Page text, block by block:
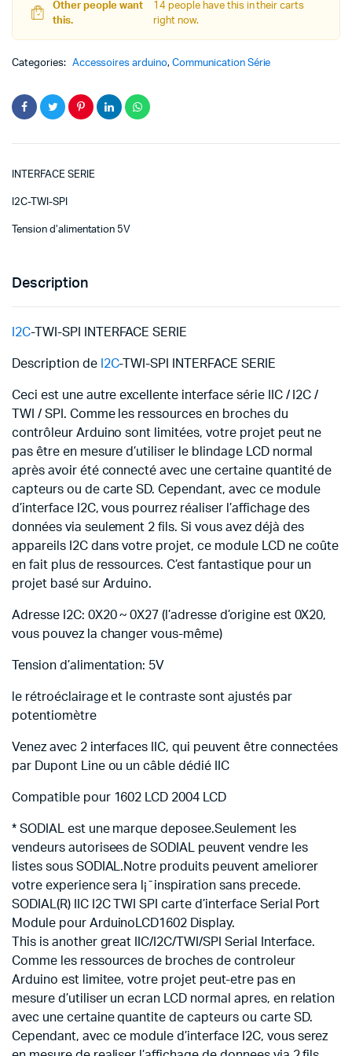
Other people want
this.
14 people have this in their carts
right now.
Categories: Accessoires arduino,Communication Série
INTERFACE SERIE
I2C-TWI-SPI
Tension d’alimentation 5V
Description
I2C-TWI-SPI INTERFACE SERIE
Description de I2C-TWI-SPI INTERFACE SERIE
Ceci est une autre excellente interface série IIC / I2C /
TWI / SPI. Comme les ressources en broches du
contrôleur Arduino sont limitées, votre projet peut ne
pas être en mesure d’utiliser le blindage LCD normal
après avoir été connecté avec une certaine quantité de
capteurs ou de carte SD. Cependant, avec ce module
d’interface I2C, vous pourrez réaliser l’affichage des
données via seulement 2 fils. Si vous avez déjà des
appareils I2C dans votre projet, ce module LCD ne coûte
en fait plus de ressources. C’est fantastique pour un
projet basé sur Arduino.
Adresse I2C: 0X20 ~ 0X27 (l’adresse d’origine est 0X20,
vous pouvez la changer vous-même)
Tension d’alimentation: 5V
le rétroéclairage et le contraste sont ajustés par
potentiomètre
Venez avec 2 interfaces IIC, qui peuvent être connectées
par Dupont Line ou un câble dédié IIC
Compatible pour 1602 LCD 2004 LCD
* SODIAL est une marque deposee.Seulement les
vendeurs autorisees de SODIAL peuvent vendre les
listes sous SODIAL.Notre produits peuvent ameliorer
votre experience sera l¡¯inspiration sans precede.
SODIAL(R) IIC I2C TWI SPI carte d’interface Serial Port
Module pour ArduinoLCD1602 Display.
This is another great IIC/I2C/TWI/SPI Serial Interface.
Comme les ressources de broches de controleur
Arduino est limitee, votre projet peut-etre pas en
mesure d’utiliser un ecran LCD normal apres, en relation
avec une certaine quantite de capteurs ou carte SD.
Cependant, avec ce module d’interface I2C, vous serez